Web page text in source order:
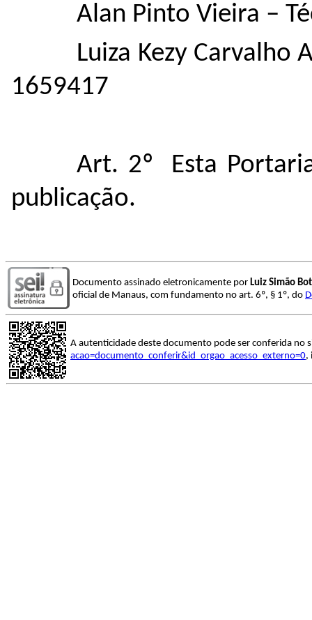
Alan Pinto Vieira –
Luiza Kezy Carvalho
1659417
Art. 2º
Esta
publicação.
Documento assinado eletronicamente por Luiz Simão
oficial de Manaus, com fundamento no art. 6º, § 1º, do
A autenticidade deste documento pode ser conferida no
acao=documento_conferir&id_orgao_acesso_externo=0,